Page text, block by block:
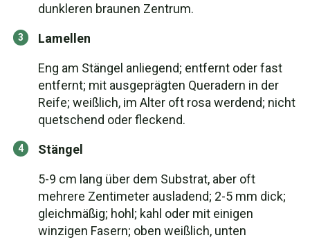
dunkleren braunen Zentrum.
Lamellen
Eng am Stängel anliegend; entfernt oder fast
entfernt; mit ausgeprägten Queradern in der
Reife; weißlich, im Alter oft rosa werdend; nicht
quetschend oder fleckend.
Stängel
5-9 cm lang über dem Substrat, aber oft
mehrere Zentimeter ausladend; 2-5 mm dick;
gleichmäßig; hohl; kahl oder mit einigen
winzigen Fasern; oben weißlich, unten